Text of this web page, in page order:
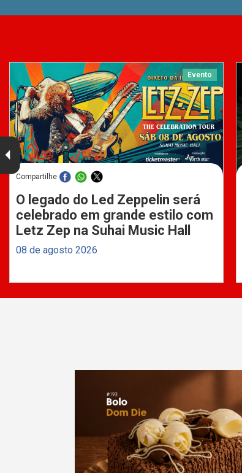
Evento
Compartilhe
O legado do Led Zeppelin será
celebrado em grande estilo com
Letz Zep na Suhai Music Hall
08 de agosto 2026